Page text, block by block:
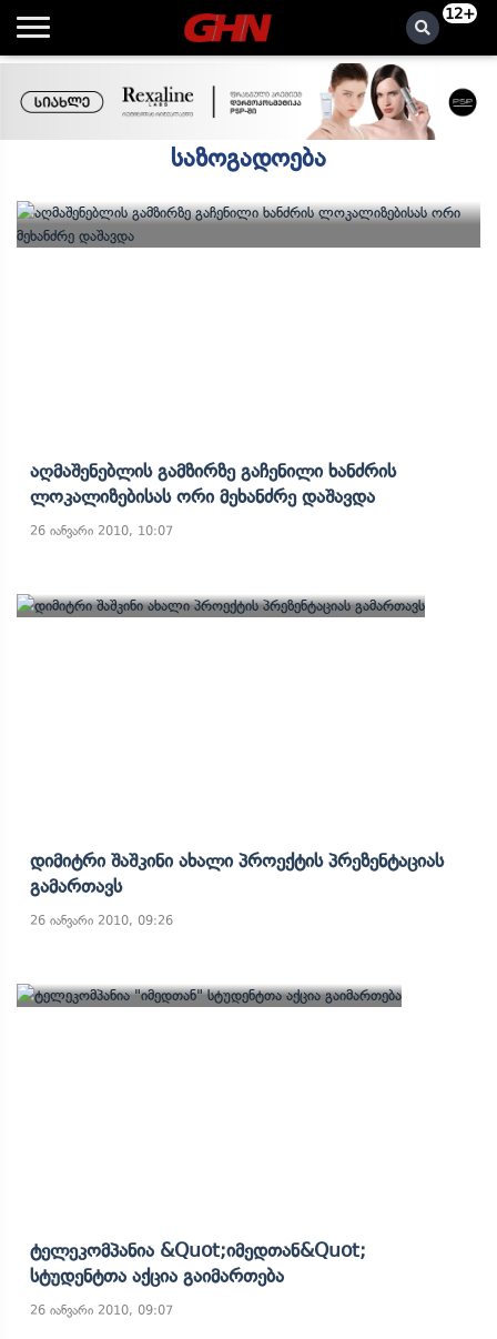
12+
საზოგადოება
Აღმაშენებლის Გამზირზე Გაჩენილი Ხანძრის
Ლოკალიზებისას Ორი Მეხანძრე Დაშავდა
26 იანვარი 2010, 10:07
Დიმიტრი Შაშკინი Ახალი Პროექტის Პრეზენტაციას
Გამართავს
26 იანვარი 2010, 09:26
Ტელეკომპანია &quot;იმედთან&quot;
Სტუდენტთა Აქცია Გაიმართება
26 იანვარი 2010, 09:07